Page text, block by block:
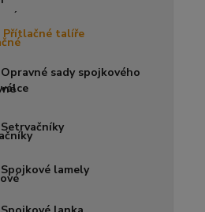
Přítlačné talíře
Opravné sady spojkového
válce
Setrvačníky
Spojkové lamely